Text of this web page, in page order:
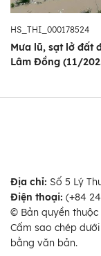
HS_THI_000178524
Mưa lũ, sạt lở đất
Lâm Đồng (11/
Địa chỉ: Số 5 Lý
Điện thoại: (+84
© Bản quyền
Cấm sao chép
bằng văn bản.